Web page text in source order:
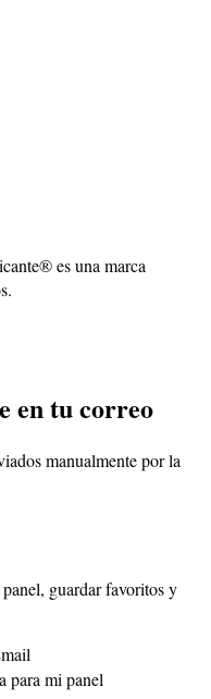
es una marca
en tu correo
manualmente por la
guardar favoritos y
para mi panel